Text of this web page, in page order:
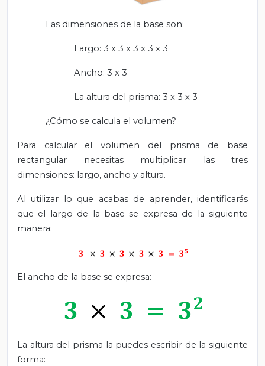
Las dimensiones de la base son:
Largo: 3 x 3 x 3 x 3 x 3
Ancho: 3 x 3
La altura del prisma: 3 x 3 x 3
¿Cómo se calcula el volumen?
Para calcular el volumen del prisma de base
rectangular necesitas multiplicar las tres
dimensiones: largo, ancho y altura.
Al utilizar lo que acabas de aprender, identificarás
que el largo de la base se expresa de la siguiente
manera:
El ancho de la base se expresa:
La altura del prisma la puedes escribir de la siguiente
forma: